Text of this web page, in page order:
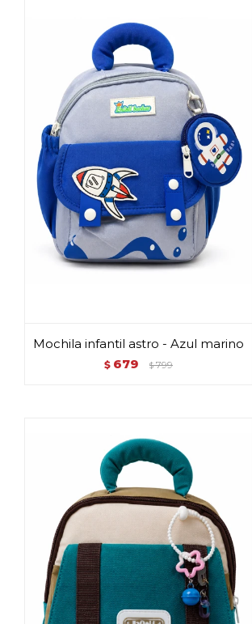
Mochila infantil astro - Azul marino
$ 679 $ 799